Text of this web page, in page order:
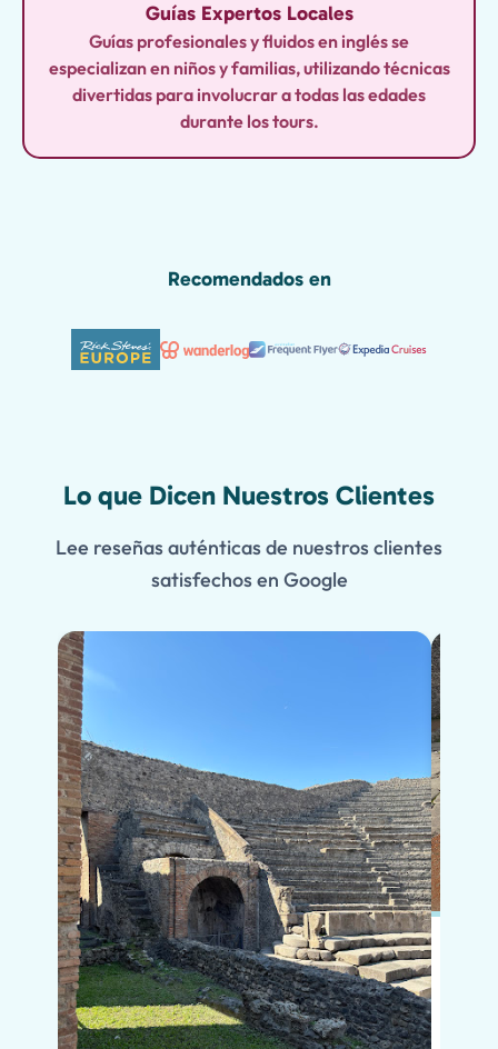
Guías Expertos Locales
Guías profesionales y fluidos en inglés se
especializan en niños y familias, utilizando técnicas
divertidas para involucrar a todas las edades
durante los tours.
Recomendados en
Lo que Dicen Nuestros Clientes
Lee reseñas auténticas de nuestros clientes
satisfechos en Google